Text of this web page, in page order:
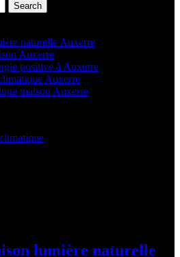
Search
naturelle Auxerre
Auxerre
positive à Auxerre
Auxerre
maison Auxerre
lumière naturelle